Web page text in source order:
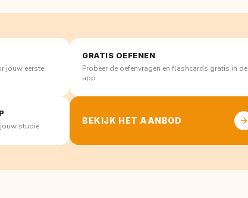
jouw eerste
GRATIS OEFENEN
Probeer de oefenvragen en flashcards gratis in de
app
studie
BEKIJK HET AANBOD